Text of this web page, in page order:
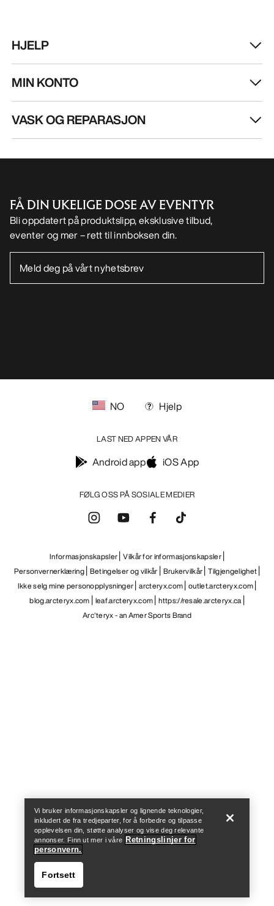
Help
HJELP
MIN KONTO
VASK OG REPARASJON
FÅ DIN UKELIGE DOSE AV EVENTYR
Bli oppdatert på produktslipp, eksklusive tilbud,
eventer og mer – rett til innboksen din.
FØLG OSS PÅ SOSIALE MEDIER
NO Hjelp
LAST NED APPEN VÅR
Android app iOS App
Informasjonskapsler Vilkår for informasjonskapsler
Personvernerklæring Betingelser og vilkår Brukervilkår Tilgjengelighet
Ikke selg mine personopplysninger arcteryx.com outlet.arcteryx.com
blog.arcteryx.com leaf.arcteryx.com https://resale.arcteryx.ca
Arc'teryx - an Amer Sports Brand
Vi bruker informasjonskapsler og lignende teknologier,
inkludert de fra tredjeparter, for å forbedre og tilpasse
opplevelsen din, støtte analyser og vise deg relevante
annonser. Finn ut mer i våre Retningslinjer for
personvern.
Fortsett